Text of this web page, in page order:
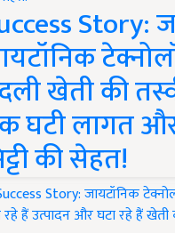
Story:
खेती की
घटी लागत
की सेहत!